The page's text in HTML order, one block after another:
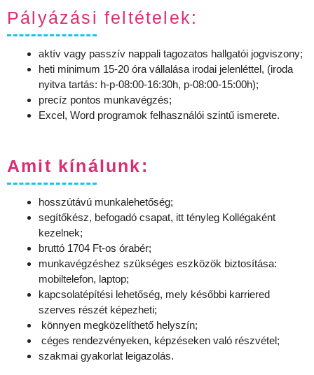
Pályázási feltételek:
aktív vagy passzív nappali tagozatos hallgatói jogviszony;
heti minimum 15-20 óra vállalása irodai jelenléttel, (iroda
nyitva tartás: h-p-08:00-16:30h, p-08:00-15:00h);
precíz pontos munkavégzés;
Excel, Word programok felhasználói szintű ismerete.
Amit kínálunk:
hosszútávú munkalehetőség;
segítőkész, befogadó csapat, itt tényleg Kollégaként
kezelnek;
bruttó 1704 Ft-os órabér;
munkavégzéshez szükséges eszközök biztosítása:
mobiltelefon, laptop;
kapcsolatépítési lehetőség, mely későbbi karriered
szerves részét képezheti;
könnyen megközelíthető helyszín;
céges rendezvényeken, képzéseken való részvétel;
szakmai gyakorlat leigazolás.